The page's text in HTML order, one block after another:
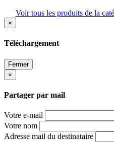
Voir tous les produits de la
×
Téléchargement
Fermer
×
Partager par mail
Votre e-mail
Votre nom
Adresse mail du destinataire